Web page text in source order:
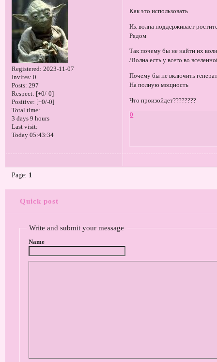
Registered: 2023-11-07
Invites: 0
Posts: 297
Respect: [+0/-0]
Positive: [+0/-0]
Total time:
3 days 9 hours
Last visit:
Today 05:43:34
Как это использовать
Их волна поддерживает
Рядом
Так почему бы не найти их
/Волна есть у всего во
Почему бы не включить
На полную мощность
Что произойдет????????
0
Page: 1
Quick post
Write and submit your message
Name